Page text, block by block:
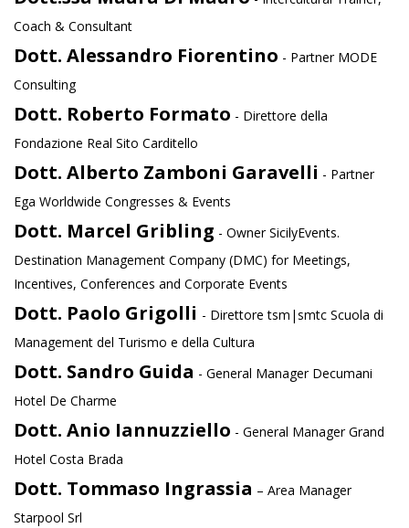
Coach & Consultant
Dott. Alessandro Fiorentino - Partner MODE
Consulting
Dott. Roberto Formato - Direttore della
Fondazione Real Sito Carditello
Dott. Alberto Zamboni Garavelli - Partner
Ega Worldwide Congresses & Events
Dott. Marcel Gribling - Owner SicilyEvents.
Destination Management Company (DMC) for Meetings,
Incentives, Conferences and Corporate Events
Dott. Paolo Grigolli - Direttore tsm|smtc Scuola di
Management del Turismo e della Cultura
Dott. Sandro Guida - General Manager Decumani
Hotel De Charme
Dott. Anio Iannuzziello - General Manager Grand
Hotel Costa Brada
Dott. Tommaso Ingrassia – Area Manager
Starpool Srl